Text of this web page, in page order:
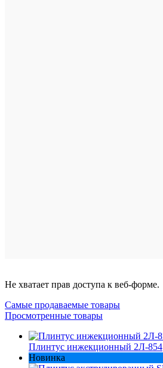
Не хватает прав доступа к веб-форме.
Самые продаваемые товары
Просмотренные товары
Плинтус инжекционный 2Л-854
Новинка